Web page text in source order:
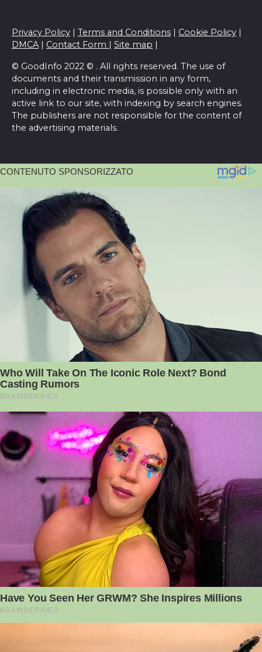
Privacy Policy | Terms and Conditions | Cookie Policy |
DMCA | Contact Form | Site map |
© GoodInfo 2022 © . All rights reserved. The use of
documents and their transmission in any form,
including in electronic media, is possible only with an
active link to our site, with indexing by search engines.
The publishers are not responsible for the content of
the advertising materials.